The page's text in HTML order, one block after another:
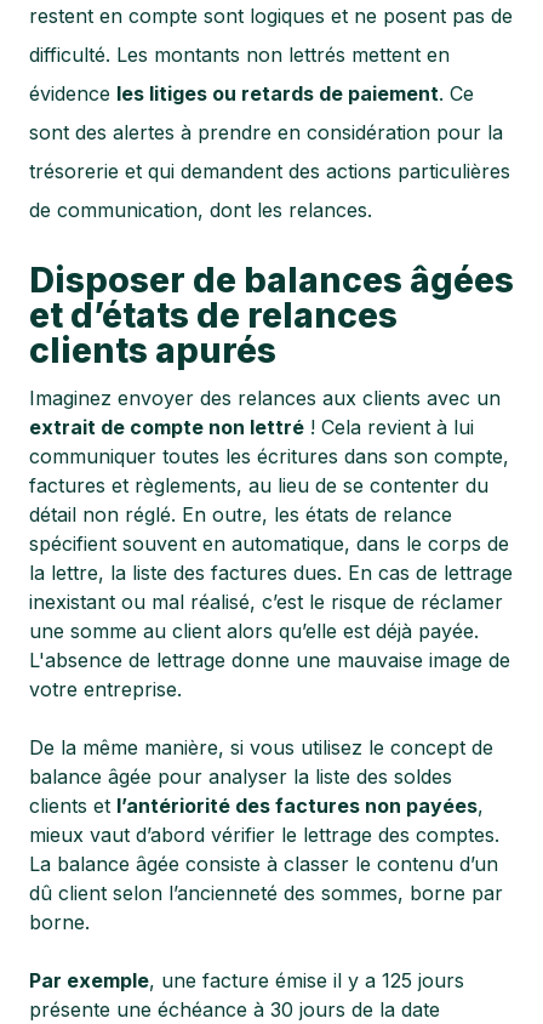
restent en compte sont logiques et ne posent pas de
difficulté. Les montants non lettrés mettent en
évidence les litiges ou retards de paiement. Ce
sont des alertes à prendre en considération pour la
trésorerie et qui demandent des actions particulières
de communication, dont les relances.
Disposer de balances âgées
et d’états de relances
clients apurés
Imaginez envoyer des relances aux clients avec un
extrait de compte non lettré ! Cela revient à lui
communiquer toutes les écritures dans son compte,
factures et règlements, au lieu de se contenter du
détail non réglé. En outre, les états de relance
spécifient souvent en automatique, dans le corps de
la lettre, la liste des factures dues. En cas de lettrage
inexistant ou mal réalisé, c’est le risque de réclamer
une somme au client alors qu’elle est déjà payée.
L'absence de lettrage donne une mauvaise image de
votre entreprise.
De la même manière, si vous utilisez le concept de
balance âgée pour analyser la liste des soldes
clients et l’antériorité des factures non payées,
mieux vaut d’abord vérifier le lettrage des comptes.
La balance âgée consiste à classer le contenu d’un
dû client selon l’ancienneté des sommes, borne par
borne.
Par exemple, une facture émise il y a 125 jours
présente une échéance à 30 jours de la date